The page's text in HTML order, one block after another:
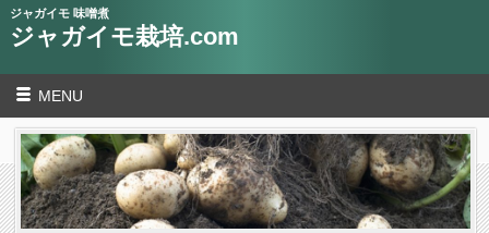
ジャガイモ 味噌煮
ジャガイモ栽培.com
MENU